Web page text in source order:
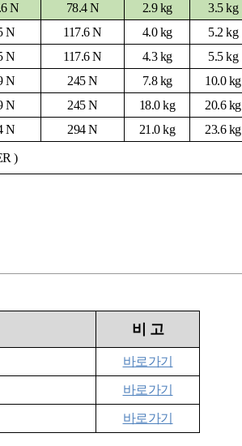
2.9 kg 3.5 kg
N
78.4 N
N 117.6 N 4.0 kg
5.2 kg
N 117.6 N 4.3 kg
5.5 kg
N 245 N 7.8 kg
10.0 kg
N 245 N 18.0 kg
20.6 kg
N 294 N 21.0 kg 23.6 kg
)
비 고
바로가기
바로가기
바로가기